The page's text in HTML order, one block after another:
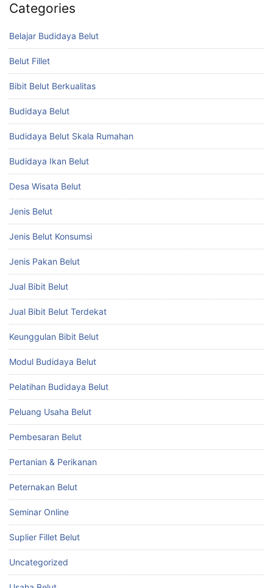
Categories
Belajar Budidaya Belut
Belut Fillet
Bibit Belut Berkualitas
Budidaya Belut
Budidaya Belut Skala Rumahan
Budidaya Ikan Belut
Desa Wisata Belut
Jenis Belut
Jenis Belut Konsumsi
Jenis Pakan Belut
Jual Bibit Belut
Jual Bibit Belut Terdekat
Keunggulan Bibit Belut
Modul Budidaya Belut
Pelatihan Budidaya Belut
Peluang Usaha Belut
Pembesaran Belut
Pertanian & Perikanan
Peternakan Belut
Seminar Online
Suplier Fillet Belut
Uncategorized